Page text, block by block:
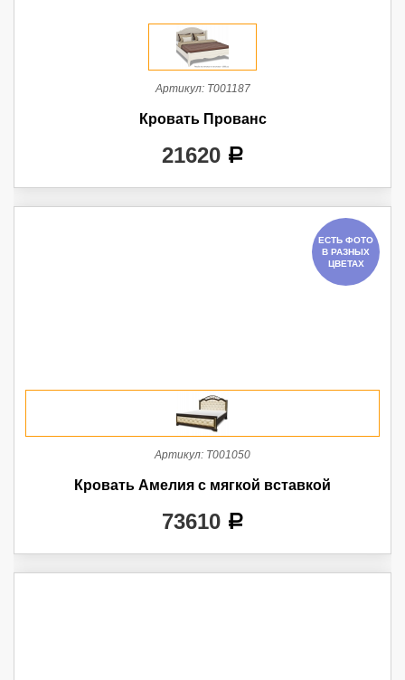
Артикул: Т001187
Кровать Прованс
21620 a
ЕСТЬ ФОТО
В РАЗНЫХ
ЦВЕТАХ
Артикул: Т001050
Кровать Амелия с мягкой вставкой
73610 a